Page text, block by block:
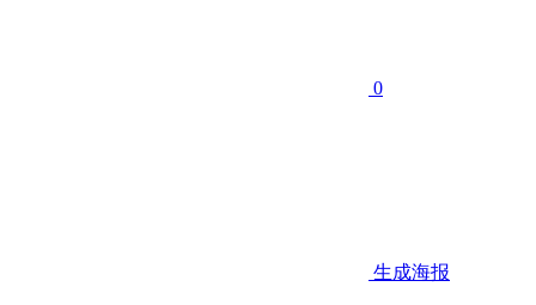
0
生成海报